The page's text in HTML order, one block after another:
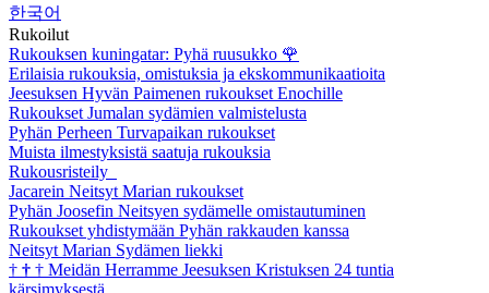
한국어
Rukoilut
Rukouksen kuningatar: Pyhä ruusukko 🌹
Erilaisia rukouksia, omistuksia ja ekskommunikaatioita
Jeesuksen Hyvän Paimenen rukoukset Enochille
Rukoukset Jumalan sydämien valmistelusta
Pyhän Perheen Turvapaikan rukoukset
Muista ilmestyksistä saatuja rukouksia
Rukousristeily
Jacarein Neitsyt Marian rukoukset
Pyhän Joosefin Neitsyen sydämelle omistautuminen
Rukoukset yhdistymään Pyhän rakkauden kanssa
Neitsyt Marian Sydämen liekki
† † † Meidän Herramme Jeesuksen Kristuksen 24 tuntia
kärsimyksestä